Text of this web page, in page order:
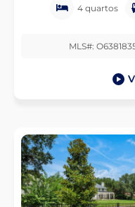
4 quartos
MLS#: